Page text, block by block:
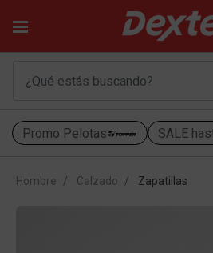
Promo Pelotas SALE
Hombre Calzado Zapatillas